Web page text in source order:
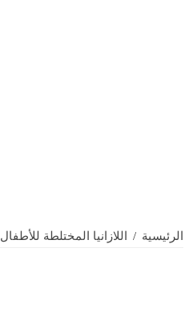
الرئيسية / اللازانيا المختلطة للأطفال